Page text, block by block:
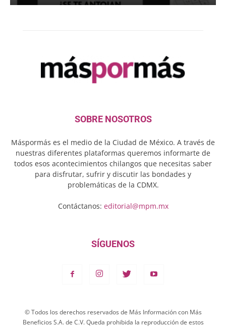
SOBRE NOSOTROS
Máspormás es el medio de la Ciudad de México. A través de
nuestras diferentes plataformas queremos informarte de
todos esos acontecimientos chilangos que necesitas saber
para disfrutar, sufrir y discutir las bondades y
problemáticas de la CDMX.
Contáctanos: editorial@mpm.mx
SÍGUENOS
© Todos los derechos reservados de Más Información con Más
Beneficios S.A. de C.V. Queda prohibida la reproducción de estos